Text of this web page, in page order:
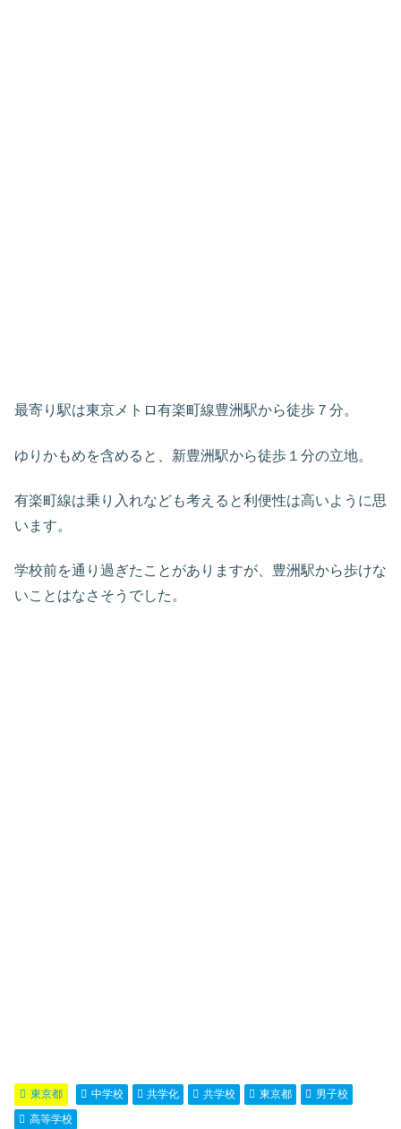
最寄り駅は東京メトロ有楽町線豊洲駅から徒歩７分。
ゆりかもめを含めると、新豊洲駅から徒歩１分の立地。
有楽町線は乗り入れなども考えると利便性は高いように思
います。
学校前を通り過ぎたことがありますが、豊洲駅から歩けな
いことはなさそうでした。
東京都 中学校 共学化 共学校 東京都
男子校
高等学校